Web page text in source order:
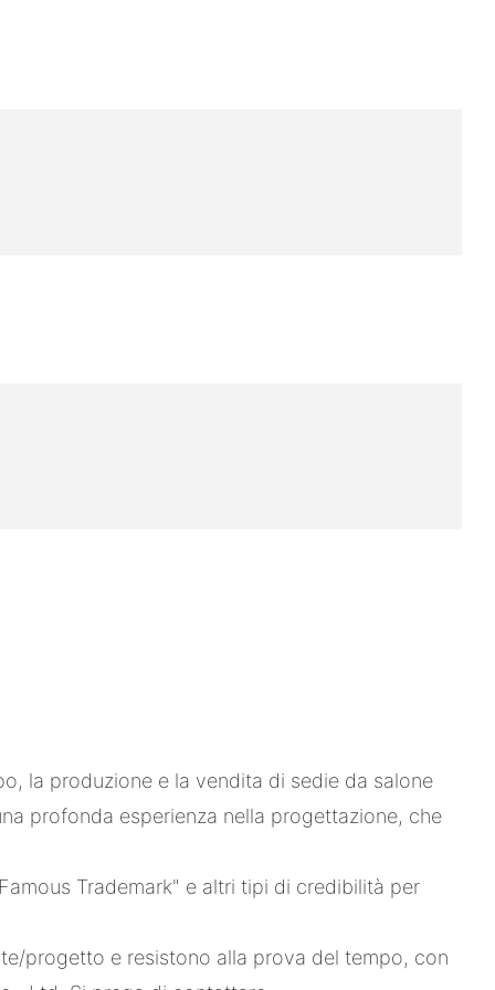
la produzione e la vendita di sedie da salone
profonda esperienza nella progettazione, che
Trademark" e altri tipi di credibilità per
progetto e resistono alla prova del tempo, con